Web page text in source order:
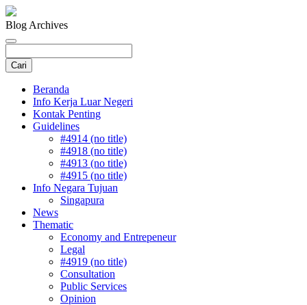
Blog Archives
Beranda
Info Kerja Luar Negeri
Kontak Penting
Guidelines
#4914 (no title)
#4918 (no title)
#4913 (no title)
#4915 (no title)
Info Negara Tujuan
Singapura
News
Thematic
Economy and Entrepeneur
Legal
#4919 (no title)
Consultation
Public Services
Opinion